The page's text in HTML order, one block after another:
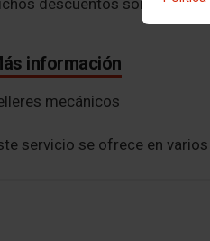
descuentos son
información
mecánicos
servicio se ofrece en